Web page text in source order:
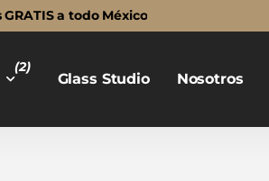
GRATIS a todo México
(2)
Glass Studio Nosotros